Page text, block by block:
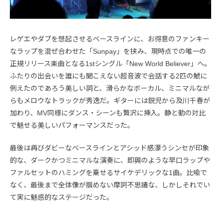
レゲエやダブを想起させるベースラインに、お得意のファンキー
なラップを混ぜ合わせた「Sunpay」を挟み、現時点での唯一の
正規リリース楽曲となる1stシングル「New World Believer」へ。
ふたりの出会いを誰にも聞こえない超音波で会話する2匹の鯱に
例えたのであろう美しい詞と、滑らかなボーカル、ミニマルなが
らもメロウなトラックが秀逸だ。ギターには鋭児から及川千春が
加わり、MV同様にダンス・シーンも贅沢に挿入。静と動の対比
で魅せる美しいパフォーマンスだった。
最後は再びダビーなベースラインとアシッド感漂うシンセが印象
的な、ダークかつミニマルな演奏に、即興のような早口ラップや
ファルセットのハミングを乗せるサイケデリックな1曲。比喩で
なく、最後まで全体像が掴めない摩訶不思議な、しかしそれでい
て実に魅惑的なステージだった。